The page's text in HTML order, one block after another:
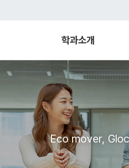
학과소개
Eco mover,